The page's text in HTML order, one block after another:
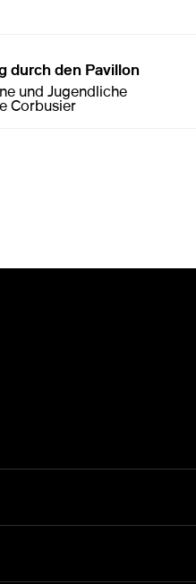
durch den Pavillon
und Jugendliche
Corbusier